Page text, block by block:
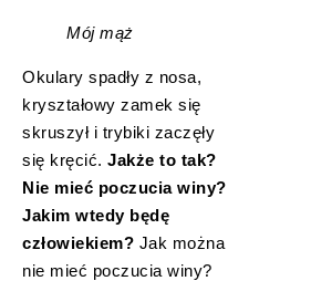
Mój mąż
Okulary spadły z nosa,
kryształowy zamek się
skruszył i trybiki zaczęły
się kręcić. Jakże to tak?
Nie mieć poczucia winy?
Jakim wtedy będę
człowiekiem? Jak można
nie mieć poczucia winy?